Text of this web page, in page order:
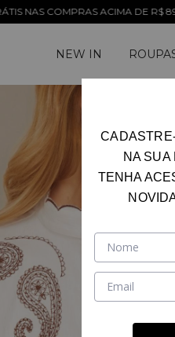
ACIMA DE R$ 899,90
NEW IN
NA SUA
TENHA